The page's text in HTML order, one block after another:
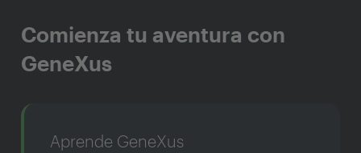
Comienza tu aventura con
GeneXus
Aprende GeneXus